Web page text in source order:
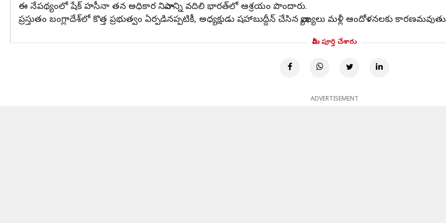
ఈ నేపథ్యంలో షేక్ హసీనా తన అధికార నివాసాన్ని వదిలి భారత్‌లో ఆశ్రయం పొందారు.
ప్రస్తుతం బంగ్లాదేశ్‌లో కొత్త ప్రభుత్వం ఏర్పడినప్పటికీ, అధ్యక్షుడు షహాబుద్దీన్ చేసిన వ్యాఖ్యలు మళ్లీ ఆందోళనలకు
మీరు పూర్తి చేశారు
ADVERTISEMENT